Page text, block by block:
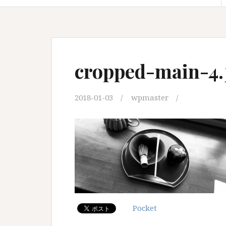
cropped-main-
2018-01-03 wpmaster
Pocket